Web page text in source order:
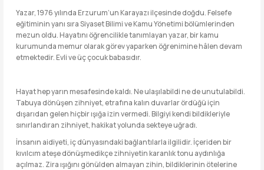
Yazar, 1976 yılında Erzurum’un Karayazı ilçesinde doğdu. Felsefe
eğitiminin yanı sıra Siyaset Bilimi ve Kamu Yönetimi bölümlerinden
mezun oldu. Hayatını öğrencilikle tanımlayan yazar, bir kamu
kurumunda memur olarak görev yaparken öğrenimine hâlen devam
etmektedir. Evli ve üç çocuk babasıdır.
Hayat hep yarın mesafesinde kaldı. Ne ulaşılabildi ne de unutulabildi.
Tabuya dönüşen zihniyet, etrafına kalın duvarlar ördüğü için
dışarıdan gelen hiçbir ışığa izin vermedi. Bilgiyi kendi bildikleriyle
sınırlandıran zihniyet, hakikat yolunda sekteye uğradı.
İnsanın aidiyeti, iç dünyasındaki bağlantılarla ilgilidir. İçeriden bir
kıvılcım ateşe dönüşmedikçe zihniyetin karanlık tonu aydınlığa
açılmaz. Zira ışığını gönülden almayan zihin, bildiklerinin ötelerine